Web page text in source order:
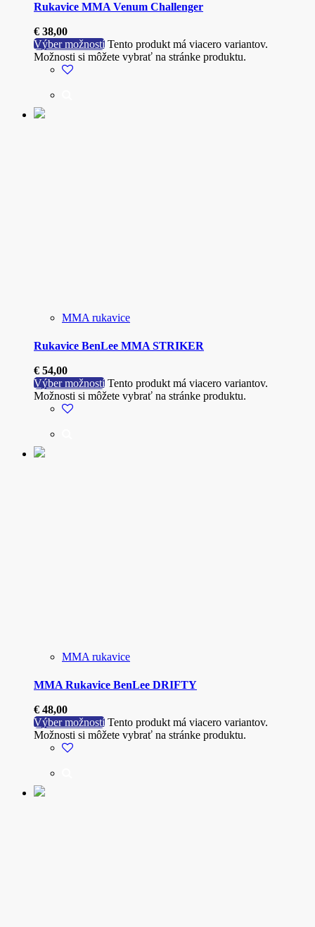
Rukavice MMA Venum Challenger
€ 38,00
Výber možností Tento produkt má viacero variantov.
Možnosti si môžete vybrať na stránke produktu.
MMA rukavice
Rukavice BenLee MMA STRIKER
€ 54,00
Výber možností Tento produkt má viacero variantov.
Možnosti si môžete vybrať na stránke produktu.
MMA rukavice
MMA Rukavice BenLee DRIFTY
€ 48,00
Výber možností Tento produkt má viacero variantov.
Možnosti si môžete vybrať na stránke produktu.